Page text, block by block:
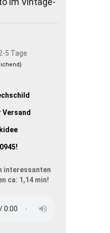
5 Tage
interessanten
ca: 1,14 min!